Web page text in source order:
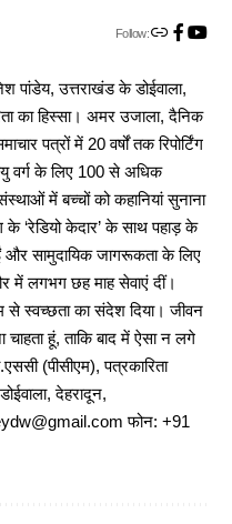
Follow:
उत्तराखंड के डोईवाला,
का हिस्सा। अमर उजाला, दैनिक
पत्रों में 20 वर्षों तक रिपोर्टिंग
वर्ग के लिए 100 से अधिक
में बच्चों को कहानियां सुनाना
केदार’ के साथ पहाड़ के
और सामुदायिक जागरूकता के लिए
में लगभग छह माह सेवाएं दीं।
से स्वच्छता का संदेश दिया। जीवन
हूं, ताकि बाद में ऐसा न लगे
(पीसीएम), पत्रकारिता
देहरादून,
फोन: +91